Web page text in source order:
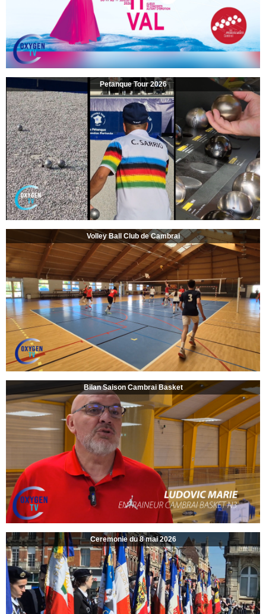
Petanque Tour 2026
Volley Ball Club de Cambrai
Bilan Saison Cambrai Basket
Ceremonie du 8 mai 2026